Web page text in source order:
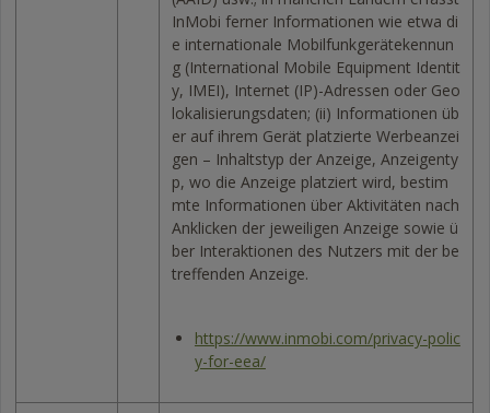
InMobi ferner Informationen wie etwa di
e internationale Mobilfunkgerätekennun
g (International Mobile Equipment Identit
y, IMEI), Internet (IP)-Adressen oder Geo
lokalisierungsdaten; (ii) Informationen üb
er auf ihrem Gerät platzierte Werbeanzei
gen – Inhaltstyp der Anzeige, Anzeigenty
p, wo die Anzeige platziert wird, bestim
mte Informationen über Aktivitäten nach
Anklicken der jeweiligen Anzeige sowie ü
ber Interaktionen des Nutzers mit der be
treffenden Anzeige.
https://www.inmobi.com/privacy-polic
y-for-eea/